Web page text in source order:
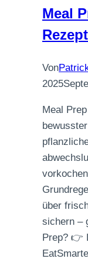
Meal
Von
2025
Meal
über
sichern –
Prep? 👉